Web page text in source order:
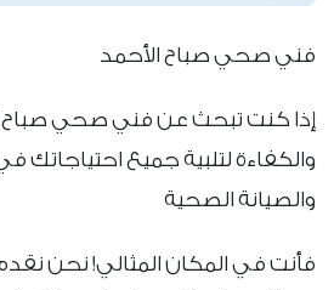
فني صحي صباح الأحمد
إذا كنت تبحث عن فني صحي صباح
والكفاءة لتلبية جميع احتياجاتك
والصيانة الصحية
فأنت في المكان المثالي! نحن